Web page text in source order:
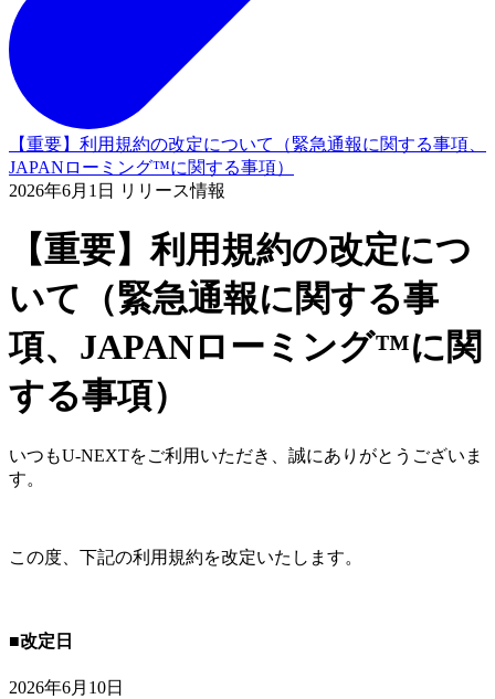
【重要】利用規約の改定について（緊急通報に関する事項、
JAPANローミング™に関する事項）
2026年6月1日 リリース情報
【重要】利用規約の改定につ
いて（緊急通報に関する事
項、JAPANローミング™に関
する事項）
いつもU-NEXTをご利用いただき、誠にありがとうございま
す。
この度、下記の利用規約を改定いたします。
■改定日
2026年6月10日